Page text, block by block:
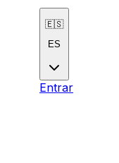
🇪🇸
ES
Entrar